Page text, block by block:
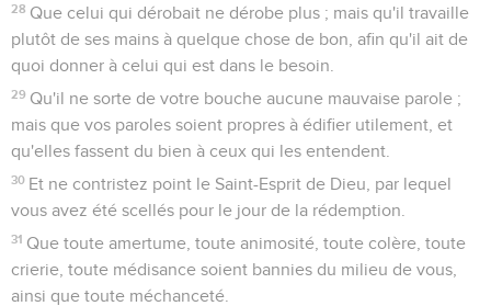
28 Que celui qui dérobait ne dérobe plus ; mais qu'il travaille
plutôt de ses mains à quelque chose de bon, afin qu'il ait de
quoi donner à celui qui est dans le besoin.
29 Qu'il ne sorte de votre bouche aucune mauvaise parole ;
mais que vos paroles soient propres à édifier utilement, et
qu'elles fassent du bien à ceux qui les entendent.
30 Et ne contristez point le Saint-Esprit de Dieu, par lequel
vous avez été scellés pour le jour de la rédemption.
31 Que toute amertume, toute animosité, toute colère, toute
crierie, toute médisance soient bannies du milieu de vous,
ainsi que toute méchanceté.